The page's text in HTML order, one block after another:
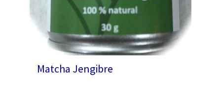
Matcha Jengibre